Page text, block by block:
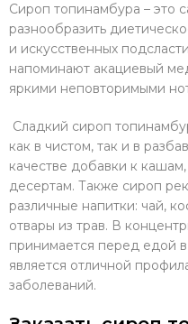
Сироп топинамбура – это
разнообразить
и искусственных
напоминают акациевый
яркими неповторимыми
Сладкий сироп
как в чистом, так и в
качестве добавки к
десертам. Также сироп
различные напитки: чай,
отвары из трав. В
принимается перед едой в
является отличной
заболеваний.